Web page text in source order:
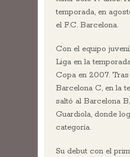
temporada, en
el F.C. Barcelona.
Con el equipo
Liga en la
Copa en 2007.
Barcelona C, en la
saltó al Barcelona
Guardiola, donde
categoría.
Su debut con el